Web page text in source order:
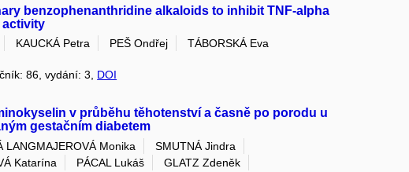
benzophenanthridine alkaloids to inhibit TNF-alpha
activity
KAUCKÁ Petra PEŠ Ondřej
TÁBORSKÁ Eva
86, vydání: 3, DOI
v průběhu těhotenství a časně po porodu u
gestačním diabetem
LANGMAJEROVÁ Monika
SMUTNÁ Jindra
Katarína PÁCAL Lukáš
GLATZ Zdeněk